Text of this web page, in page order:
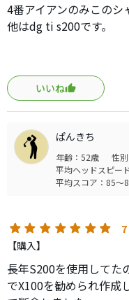
4番アイアンのみこのシ
他はdg ti s200です。
今まで4番アイアンは
このシャフトはすごいで
高さも出ますし楽に打
すごく気に入りました。
いいね
ぱんきち
年齢：52歳 性
平均ヘッドスピー
平均スコア：85～
7
【購入】
長年S200を使用してた
でX100を勧められ作成